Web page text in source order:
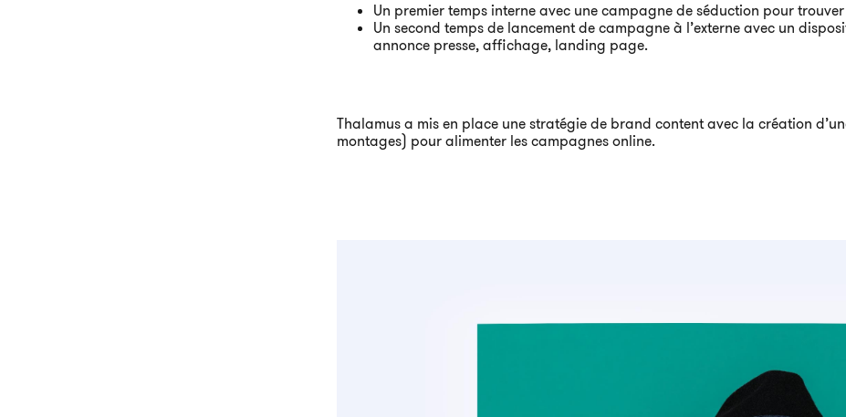
Un premier temps interne avec une campagne de séduction pour
Un second temps de lancement de campagne à l’externe avec un
annonce presse, affichage, landing page.
Thalamus a mis en place une stratégie de brand content avec la création
montages) pour alimenter les campagnes online.